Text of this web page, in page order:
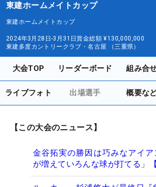
東建ホームメイトカップ
東建ホームメイトカップ
2024年3月28日-3月31日賞金総額 ¥130,000,000
東建多度カントリークラブ・名古屋 （三重県）
大会TOP リーダーボード 組み合
ライブフォト 出場選手 概要な
【この大会のニュース】
金谷拓実の勝因は巧みなアイ
が増えていろんな球が打てる」